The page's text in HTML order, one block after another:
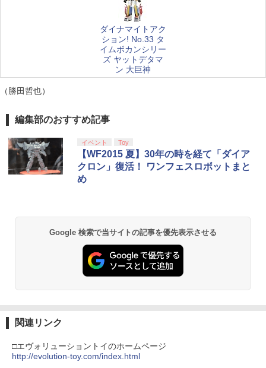
ダイナマイトアク
ション! No.33 タ
イムボカンシリー
ズ ヤットデタマ
ン 大巨神
（勝田哲也）
編集部のおすすめ記事
イベント Toy
【WF2015 夏】30年の時を経て「ダイア
クロン」復活！ ワンフェスロボットまと
め
Google 検索で当サイトの記事を優先表示させる
関連リンク
□エヴォリューショントイのホームページ
http://evolution-toy.com/index.html